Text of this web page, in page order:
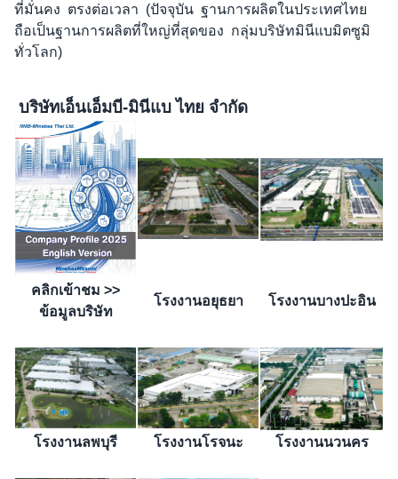
ที่มั่นคง ตรงต่อเวลา (ปัจจุบัน ฐานการผลิตในประเทศไทย
ถือเป็นฐานการผลิตที่ใหญ่ที่สุดของ กลุ่มบริษัทมินีแบมิตซูมิ
ทั่วโลก)
บริษัทเอ็นเอ็มบี-มินีแบ ไทย จำกัด
คลิกเข้าชม >>
ข้อมูลบริษัท
โรงงานอยุธยา โรงงานบางปะอิน
โรงงานลพบุรี โรงงานโรจนะ โรงงานนวนคร